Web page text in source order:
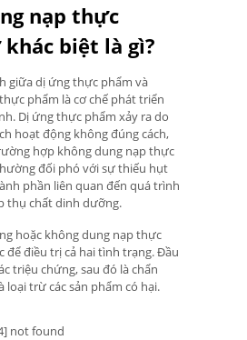
nạp thực
biệt là gì?
giữa dị ứng thực phẩm và
phẩm là cơ chế phát triển
Dị ứng thực phẩm xảy ra do
hoạt động không đúng cách,
hợp không dung nạp thực
đối phó với sự thiếu hụt
phần liên quan đến quá trình
thụ chất dinh dưỡng.
hoặc không dung nạp thực
để điều trị cả hai tình trạng. Đầu
triệu chứng, sau đó là chẩn
loại trừ các sản phẩm có hại.
not found